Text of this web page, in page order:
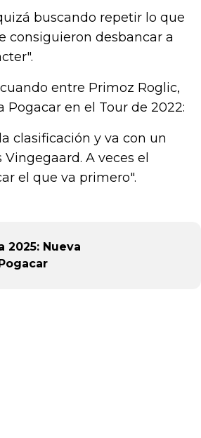
buscando repetir lo que
consiguieron desbancar a
entre Primoz Roglic,
en el Tour de 2022:
clasificación y va con un
A veces el
el que va primero".
2025: Nueva